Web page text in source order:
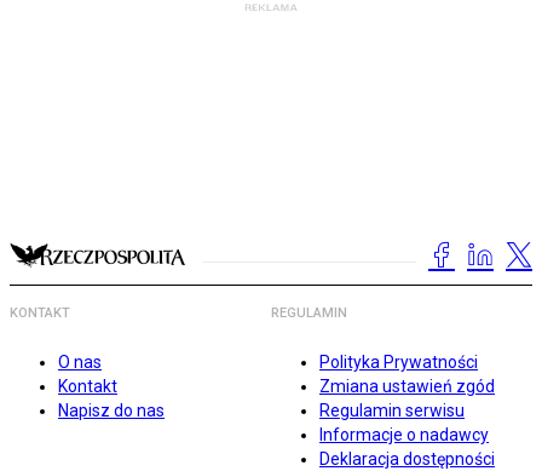
KONTAKT
O nas
Kontakt
Napisz do nas
REGULAMIN
Polityka Prywatności
Zmiana ustawień zgód
Regulamin serwisu
Informacje o nadawcy
Deklaracja dostępności